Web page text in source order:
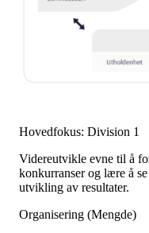
Hovedfokus: Division 1
Videreutvikle evne til å
konkurranser og lære å
utvikling av resultater.
Organisering (Mengde)